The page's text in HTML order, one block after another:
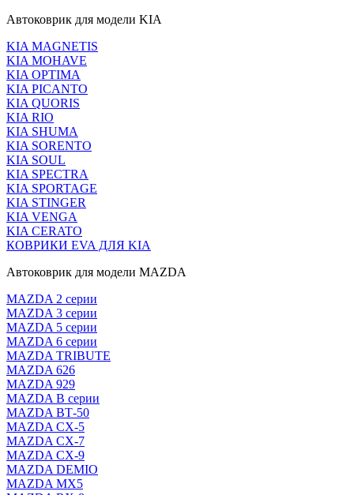
Автоковрик для модели KIA
KIA MAGNETIS
KIA MOHAVE
KIA OPTIMA
KIA PICANTO
KIA QUORIS
KIA RIO
KIA SHUMA
KIA SORENTO
KIA SOUL
KIA SPECTRA
KIA SPORTAGE
KIA STINGER
KIA VENGA
KIA CERATO
КОВРИКИ EVA ДЛЯ KIA
Автоковрик для модели MAZDA
MAZDA 2 серии
MAZDA 3 серии
MAZDA 5 серии
MAZDA 6 серии
MAZDA TRIBUTE
MAZDA 626
MAZDA 929
MAZDA В серии
MAZDA ВТ-50
MAZDA CX-5
MAZDA CX-7
MAZDA CX-9
MAZDA DEMIO
MAZDA MX5